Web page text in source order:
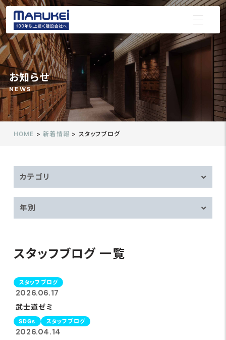
お知らせ
NEWS
HOME >新着情報 > スタッフブログ
カテゴリ
年別
スタッフブログ 一覧
2026.06.17
スタッフブログ
武士道ゼミ
2026.04.14
SDGs スタッフブログ